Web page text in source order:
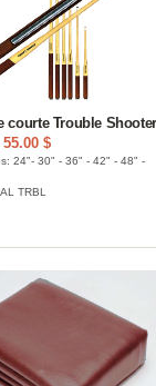
courte Trouble Shooter
$
24"- 30" - 36" - 42" - 48" -
TRBL